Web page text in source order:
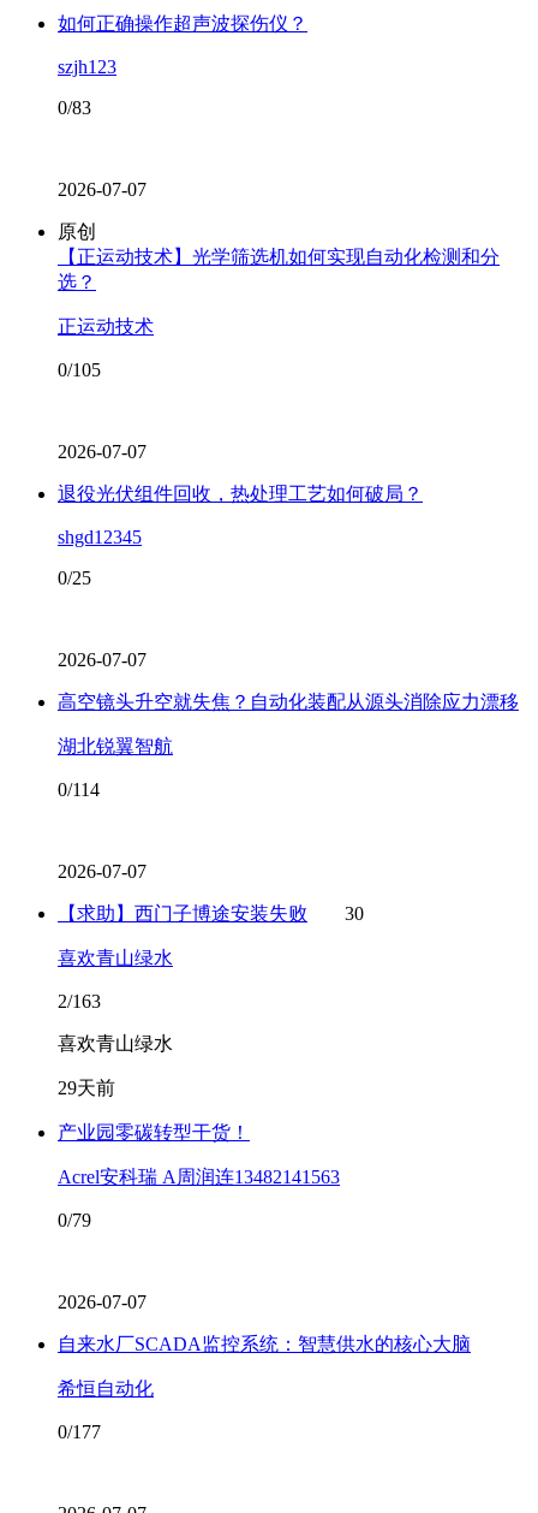
如何正确操作超声波探伤仪？
szjh123
0/83
2026-07-07
原创
【正运动技术】光学筛选机如何实现自动化检测和分
选？
正运动技术
0/105
2026-07-07
退役光伏组件回收，热处理工艺如何破局？
shgd12345
0/25
2026-07-07
高空镜头升空就失焦？自动化装配从源头消除应力漂移
湖北锐翼智航
0/114
2026-07-07
【求助】西门子博途安装失败 30
喜欢青山绿水
2/163
喜欢青山绿水
29天前
产业园零碳转型干货！
Acrel安科瑞 A周润连13482141563
0/79
2026-07-07
自来水厂SCADA监控系统：智慧供水的核心大脑
希恒自动化
0/177